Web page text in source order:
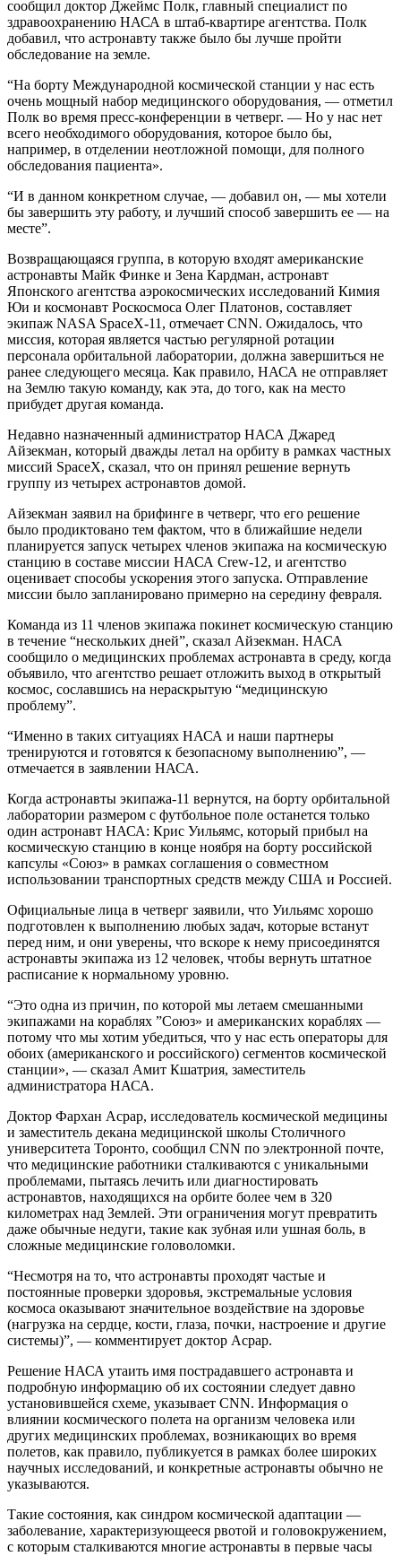
сообщил доктор Джеймс Полк, главный специалист по
здравоохранению НАСА в штаб-квартире агентства. Полк
добавил, что астронавту также было бы лучше пройти
обследование на земле.
“На борту Международной космической станции у нас есть
очень мощный набор медицинского оборудования, — отметил
Полк во время пресс-конференции в четверг. — Но у нас нет
всего необходимого оборудования, которое было бы,
например, в отделении неотложной помощи, для полного
обследования пациента».
“И в данном конкретном случае, — добавил он, — мы хотели
бы завершить эту работу, и лучший способ завершить ее — на
месте”.
Возвращающаяся группа, в которую входят американские
астронавты Майк Финке и Зена Кардман, астронавт
Японского агентства аэрокосмических исследований Кимия
Юи и космонавт Роскосмоса Олег Платонов, составляет
экипаж NASA SpaceX-11, отмечает CNN. Ожидалось, что
миссия, которая является частью регулярной ротации
персонала орбитальной лаборатории, должна завершиться не
ранее следующего месяца. Как правило, НАСА не отправляет
на Землю такую команду, как эта, до того, как на место
прибудет другая команда.
Недавно назначенный администратор НАСА Джаред
Айзекман, который дважды летал на орбиту в рамках частных
миссий SpaceX, сказал, что он принял решение вернуть
группу из четырех астронавтов домой.
Айзекман заявил на брифинге в четверг, что его решение
было продиктовано тем фактом, что в ближайшие недели
планируется запуск четырех членов экипажа на космическую
станцию в составе миссии НАСА Crew-12, и агентство
оценивает способы ускорения этого запуска. Отправление
миссии было запланировано примерно на середину февраля.
Команда из 11 членов экипажа покинет космическую станцию
в течение “нескольких дней”, сказал Айзекман. НАСА
сообщило о медицинских проблемах астронавта в среду, когда
объявило, что агентство решает отложить выход в открытый
космос, сославшись на нераскрытую “медицинскую
проблему”.
“Именно в таких ситуациях НАСА и наши партнеры
тренируются и готовятся к безопасному выполнению”, —
отмечается в заявлении НАСА.
Когда астронавты экипажа-11 вернутся, на борту орбитальной
лаборатории размером с футбольное поле останется только
один астронавт НАСА: Крис Уильямс, который прибыл на
космическую станцию в конце ноября на борту российской
капсулы «Союз» в рамках соглашения о совместном
использовании транспортных средств между США и Россией.
Официальные лица в четверг заявили, что Уильямс хорошо
подготовлен к выполнению любых задач, которые встанут
перед ним, и они уверены, что вскоре к нему присоединятся
астронавты экипажа из 12 человек, чтобы вернуть штатное
расписание к нормальному уровню.
“Это одна из причин, по которой мы летаем смешанными
экипажами на кораблях ”Союз» и американских кораблях —
потому что мы хотим убедиться, что у нас есть операторы для
обоих (американского и российского) сегментов космической
станции», — сказал Амит Кшатрия, заместитель
администратора НАСА.
Доктор Фархан Асрар, исследователь космической медицины
и заместитель декана медицинской школы Столичного
университета Торонто, сообщил CNN по электронной почте,
что медицинские работники сталкиваются с уникальными
проблемами, пытаясь лечить или диагностировать
астронавтов, находящихся на орбите более чем в 320
километрах над Землей. Эти ограничения могут превратить
даже обычные недуги, такие как зубная или ушная боль, в
сложные медицинские головоломки.
“Несмотря на то, что астронавты проходят частые и
постоянные проверки здоровья, экстремальные условия
космоса оказывают значительное воздействие на здоровье
(нагрузка на сердце, кости, глаза, почки, настроение и другие
системы)”, — комментирует доктор Асрар.
Решение НАСА утаить имя пострадавшего астронавта и
подробную информацию об их состоянии следует давно
установившейся схеме, указывает CNN. Информация о
влиянии космического полета на организм человека или
других медицинских проблемах, возникающих во время
полетов, как правило, публикуется в рамках более широких
научных исследований, и конкретные астронавты обычно не
указываются.
Такие состояния, как синдром космической адаптации —
заболевание, характеризующееся рвотой и головокружением,
с которым сталкиваются многие астронавты в первые часы